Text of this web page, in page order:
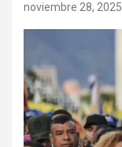
noviembre 28, 2025